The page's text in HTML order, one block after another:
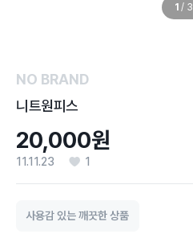
1 / 3
NO BRAND
니트원피스
20,000원
11.11.23 1
사용감 있는 깨끗한 상품